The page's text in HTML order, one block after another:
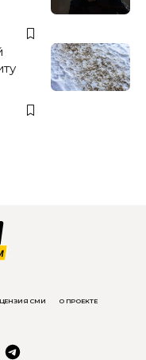
СМИ О ПРОЕКТЕ